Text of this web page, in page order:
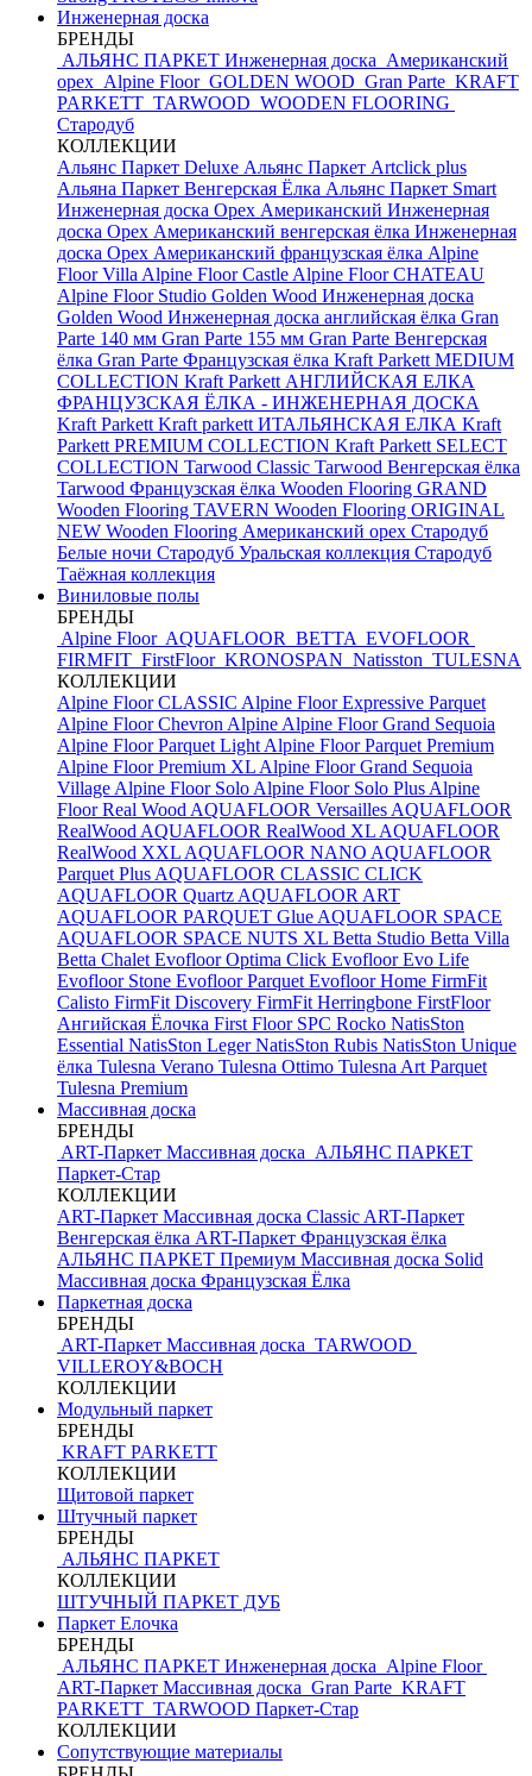
Инженерная доска
БРЕНДЫ
АЛЬЯНС ПАРКЕТ Инженерная доска Американский
орех Alpine Floor GOLDEN WOOD Gran Parte KRAFT
PARKETT TARWOOD WOODEN FLOORING
Стародуб
КОЛЛЕКЦИИ
Альянс Паркет Deluxe Альянс Паркет Artclick plus
Альяна Паркет Венгерская Ёлка Альянс Паркет Smart
Инженерная доска Орех Американский Инженерная
доска Орех Американский венгерская ёлка Инженерная
доска Орех Американский французская ёлка Alpine
Floor Villa Alpine Floor Castle Alpine Floor CHATEAU
Alpine Floor Studio Golden Wood Инженерная доска
Golden Wood Инженерная доска английская ёлка Gran
Parte 140 мм Gran Parte 155 мм Gran Parte Венгерская
ёлка Gran Parte Французская ёлка Kraft Parkett MEDIUM
COLLECTION Kraft Parkett АНГЛИЙСКАЯ ЕЛКА
ФРАНЦУЗСКАЯ ЁЛКА - ИНЖЕНЕРНАЯ ДОСКА
Kraft Parkett Kraft parkett ИТАЛЬЯНСКАЯ ЕЛКА Kraft
Parkett PREMIUM COLLECTION Kraft Parkett SELECT
COLLECTION Tarwood Classic Tarwood Венгерская ёлка
Tarwood Французская ёлка Wooden Flooring GRAND
Wooden Flooring TAVERN Wooden Flooring ORIGINAL
NEW Wooden Flooring Американский орех Стародуб
Белые ночи Стародуб Уральская коллекция Стародуб
Таёжная коллекция
Виниловые полы
БРЕНДЫ
Alpine Floor AQUAFLOOR BETTA EVOFLOOR
FIRMFIT FirstFloor KRONOSPAN Natisston TULESNA
КОЛЛЕКЦИИ
Alpine Floor CLASSIC Alpine Floor Expressive Parquet
Alpine Floor Chevron Alpine Alpine Floor Grand Sequoia
Alpine Floor Parquet Light Alpine Floor Parquet Premium
Alpine Floor Premium XL Alpine Floor Grand Sequoia
Village Alpine Floor Solo Alpine Floor Solo Plus Alpine
Floor Real Wood AQUAFLOOR Versailles AQUAFLOOR
RealWood AQUAFLOOR RealWood XL AQUAFLOOR
RealWood XXL AQUAFLOOR NANO AQUAFLOOR
Parquet Plus AQUAFLOOR CLASSIC CLICK
AQUAFLOOR Quartz AQUAFLOOR ART
AQUAFLOOR PARQUET Glue AQUAFLOOR SPACE
AQUAFLOOR SPACE NUTS XL Betta Studio Betta Villa
Betta Chalet Evofloor Optima Click Evofloor Evo Life
Evofloor Stone Evofloor Parquet Evofloor Home FirmFit
Calisto FirmFit Discovery FirmFit Herringbone FirstFloor
Ангийская Ёлочка First Floor SPC Rocko NatisSton
Essential NatisSton LegerNatisSton Rubis NatisSton Unique
ёлка Tulesna Verano Tulesna Ottimo Tulesna Art Parquet
Tulesna Premium
Массивная доска
БРЕНДЫ
ART-Паркет Массивная доска АЛЬЯНС ПАРКЕТ
Паркет-Стар
КОЛЛЕКЦИИ
ART-Паркет Массивная доска Classic ART-Паркет
Венгерская ёлка ART-Паркет Французская ёлка
АЛЬЯНС ПАРКЕТ Премиум Массивная доска Solid
Массивная доска Французская Ёлка
Паркетная доска
БРЕНДЫ
ART-Паркет Массивная доска TARWOOD
VILLEROY&BOCH
КОЛЛЕКЦИИ
Модульный паркет
БРЕНДЫ
KRAFT PARKETT
КОЛЛЕКЦИИ
Щитовой паркет
Штучный паркет
БРЕНДЫ
АЛЬЯНС ПАРКЕТ
КОЛЛЕКЦИИ
ШТУЧНЫЙ ПАРКЕТ ДУБ
Паркет Елочка
БРЕНДЫ
АЛЬЯНС ПАРКЕТ Инженерная доска Alpine Floor
ART-Паркет Массивная доска Gran Parte KRAFT
PARKETT TARWOOD Паркет-Стар
КОЛЛЕКЦИИ
Сопутствующие материалы